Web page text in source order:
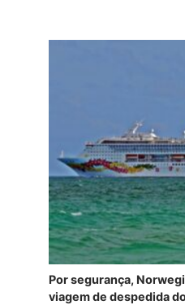
Por segurança,
viagem de despedida